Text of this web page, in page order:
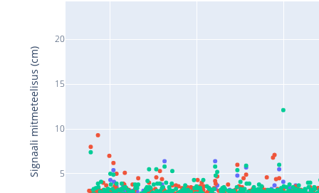
5
10
15
20
Signaali mitmeteelisus (cm)